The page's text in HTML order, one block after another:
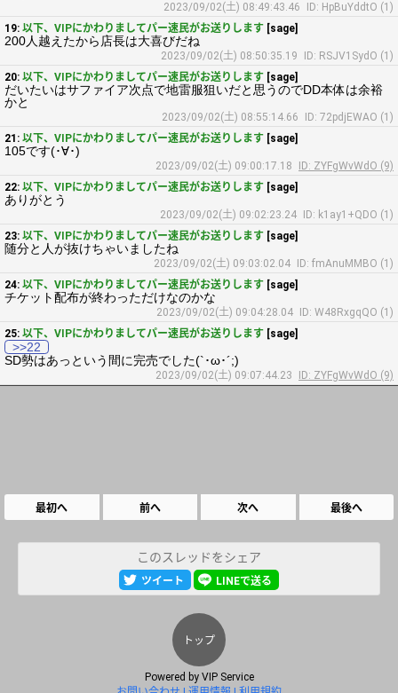
2023/09/02(土) 08:49:43.46
ID: HpBuYddtO (1)
19: 以下、VIPにかわりましてパー速民がお送りします [sage]
200人越えたから店長は大喜びだね
2023/09/02(土) 08:50:35.19
ID: RSJV1SydO (1)
20: 以下、VIPにかわりましてパー速民がお送りします [sage]
だいたいはサファイア次点で地雷服狙いだと思うのでDD本体は余裕
かと
2023/09/02(土) 08:55:14.66
ID: 72pdjEWAO (1)
21: 以下、VIPにかわりましてパー速民がお送りします [sage]
105です(･∀･)
2023/09/02(土) 09:00:17.18
ID: ZYFgWvWdO (9)
22: 以下、VIPにかわりましてパー速民がお送りします [sage]
ありがとう
2023/09/02(土) 09:02:23.24
ID: k1ay1+QDO (1)
23: 以下、VIPにかわりましてパー速民がお送りします [sage]
随分と人が抜けちゃいましたね
2023/09/02(土) 09:03:02.04
ID: fmAnuMMBO (1)
24: 以下、VIPにかわりましてパー速民がお送りします [sage]
チケット配布が終わっただけなのかな
2023/09/02(土) 09:04:28.04
ID: W48RxgqQO (1)
25: 以下、VIPにかわりましてパー速民がお送りします [sage]
>>22
SD勢はあっという間に完売でした(`･ω･´;)
2023/09/02(土) 09:07:44.23 ID: ZYFgWvWdO (9)
最初へ 前へ 次へ 最後へ
このスレッドをシェア
ツイート LINEで送る
トップ
Powered by VIP Service